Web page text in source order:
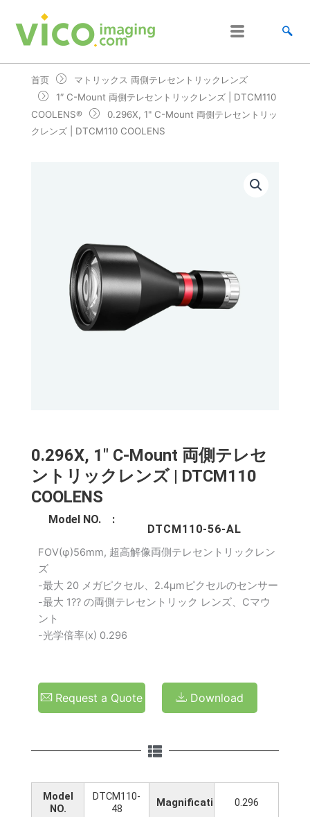
首页
マトリックス 両側テレセントリックレンズ
1″ C-Mount 両側テレセントリックレンズ | DTCM110
COOLENS®
0.296X, 1" C-Mount 両側テレセントリッ
クレンズ | DTCM110 COOLENS
0.296X, 1" C-Mount 両側テレセ
ントリックレンズ | DTCM110
COOLENS
Model NO. :
DTCM110-56-AL
FOV(φ)56mm, 超高解像両側テレセントリックレン
ズ
-最大 20 メガピクセル、2.4μmピクセルのセンサー
-最大 1?? の両側テレセントリック レンズ、Cマウ
ント
-光学倍率(x) 0.296
Request a Quote Download
Model
NO.
DTCM110-
48
Magnification(x)0.296